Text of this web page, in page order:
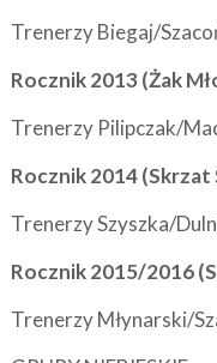
Trenerzy Biegaj/
Rocznik 2013 (Żak
Trenerzy Pilipczak/
Rocznik 2014 (Skrzat
Trenerzy Szyszka/
Rocznik 2015/2016
Trenerzy Młynarski/